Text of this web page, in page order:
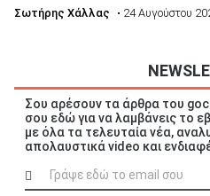
Σωτήρης Χάλλας • 24 Αυγούστου
Σου αρέσουν τα άρθρα του
σου εδώ για να λαμβάνεις το
με όλα τα τελευταία νέα,
απολαυστικά video και